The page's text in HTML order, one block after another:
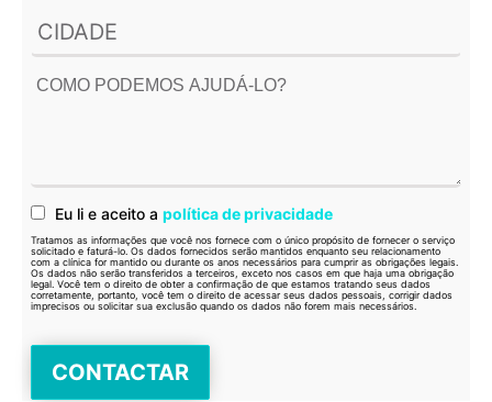
Eu li e aceito apolítica de privacidade
Tratamos as informações que você nos fornece com o único propósito de fornecer o serviço
solicitado e faturá-lo. Os dados fornecidos serão mantidos enquanto seu relacionamento
com a clínica for mantido ou durante os anos necessários para cumprir as obrigações legais.
Os dados não serão transferidos a terceiros, exceto nos casos em que haja uma obrigação
legal. Você tem o direito de obter a confirmação de que estamos tratando seus dados
corretamente, portanto, você tem o direito de acessar seus dados pessoais, corrigir dados
imprecisos ou solicitar sua exclusão quando os dados não forem mais necessários.